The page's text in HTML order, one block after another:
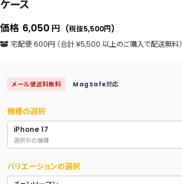
ケース
価格 セ
ー
価
格
6,050 円 (税抜5,500円)
宅配便 600円 （合計 ¥5,500 以上のご購入で配送無料）
メール便送料無料 MagSafe対応
機種の選択
iPhone 17
選択中の機種
バリエーションの選択